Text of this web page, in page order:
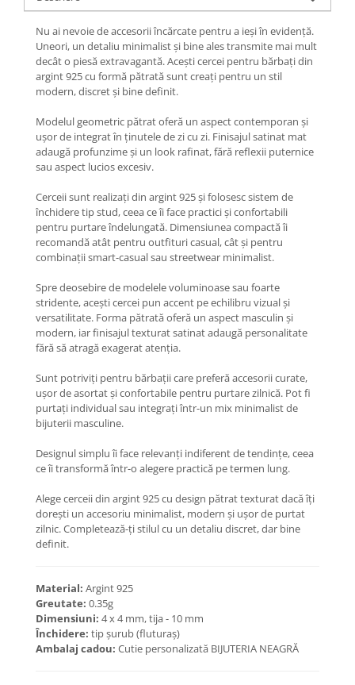
Lănțișoare Argint Diverse
COLIERE CU PERLE
Coliere cu Perle Naturale
Coliere cu Perle Preciosa
COLIERE ȘNUR REGLABIL
Coliere cu Inimioare
Coliere cu Cruce
Coliere cu Stea
Coliere cu Semilună
Coliere cu Zodii
Coliere cu Flori
Coliere cu Animale
Coliere cu Molecule
Coliere Diverse
BRĂȚĂRI
BRĂȚĂRI CU ȘNUR REGLABIL
Brățări din Aur cu șnur reglabil
Brățări din Argint cu șnur reglabil
BRĂȚĂRI CU PIETRE SEMIPREȚIOASE
Brățări din Aur cu pietre
semiprețioase
Brățări din Argint cu pietre
Brățări elastice cu pietre
semiprețioase
BRĂȚĂRI DE PICIOR
Brățări de picior din Argint
COLIERE
Coliere cu mărgele colorate și
Argint
Nu ai nevoie de accesorii încărcate pentru a ieși în evidență.
Uneori, un detaliu minimalist și bine ales transmite mai mult
decât o piesă extravagantă. Acești cercei pentru bărbați din
argint 925 cu formă pătrată sunt creați pentru un stil
modern, discret și bine definit.
Modelul geometric pătrat oferă un aspect contemporan și
ușor de integrat în ținutele de zi cu zi. Finisajul satinat mat
adaugă profunzime și un look rafinat, fără reflexii puternice
sau aspect lucios excesiv.
Cerceii sunt realizați din argint 925 și folosesc sistem de
închidere tip stud, ceea ce îi face practici și confortabili
pentru purtare îndelungată. Dimensiunea compactă îi
recomandă atât pentru outfituri casual, cât și pentru
combinații smart-casual sau streetwear minimalist.
Spre deosebire de modelele voluminoase sau foarte
stridente, acești cercei pun accent pe echilibru vizual și
versatilitate. Forma pătrată oferă un aspect masculin și
modern, iar finisajul texturat satinat adaugă personalitate
fără să atragă exagerat atenția.
Sunt potriviți pentru bărbații care preferă accesorii curate,
ușor de asortat și confortabile pentru purtare zilnică. Pot fi
purtați individual sau integrați într-un mix minimalist de
bijuterii masculine.
Designul simplu îi face relevanți indiferent de tendințe, ceea
ce îi transformă într-o alegere practică pe termen lung.
Alege cerceii din argint 925 cu design pătrat texturat dacă îți
dorești un accesoriu minimalist, modern și ușor de purtat
zilnic. Completează-ți stilul cu un detaliu discret, dar bine
definit.
Material: Argint 925
Greutate: 0.35g
Dimensiuni: 4 x 4 mm, tija - 10 mm
Închidere: tip șurub (fluturaș)
Ambalaj cadou: Cutie personalizată BIJUTERIA NEAGRĂ